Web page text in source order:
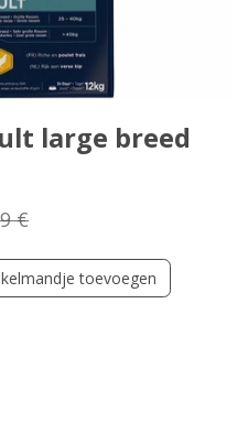
large breed
€
toevoegen